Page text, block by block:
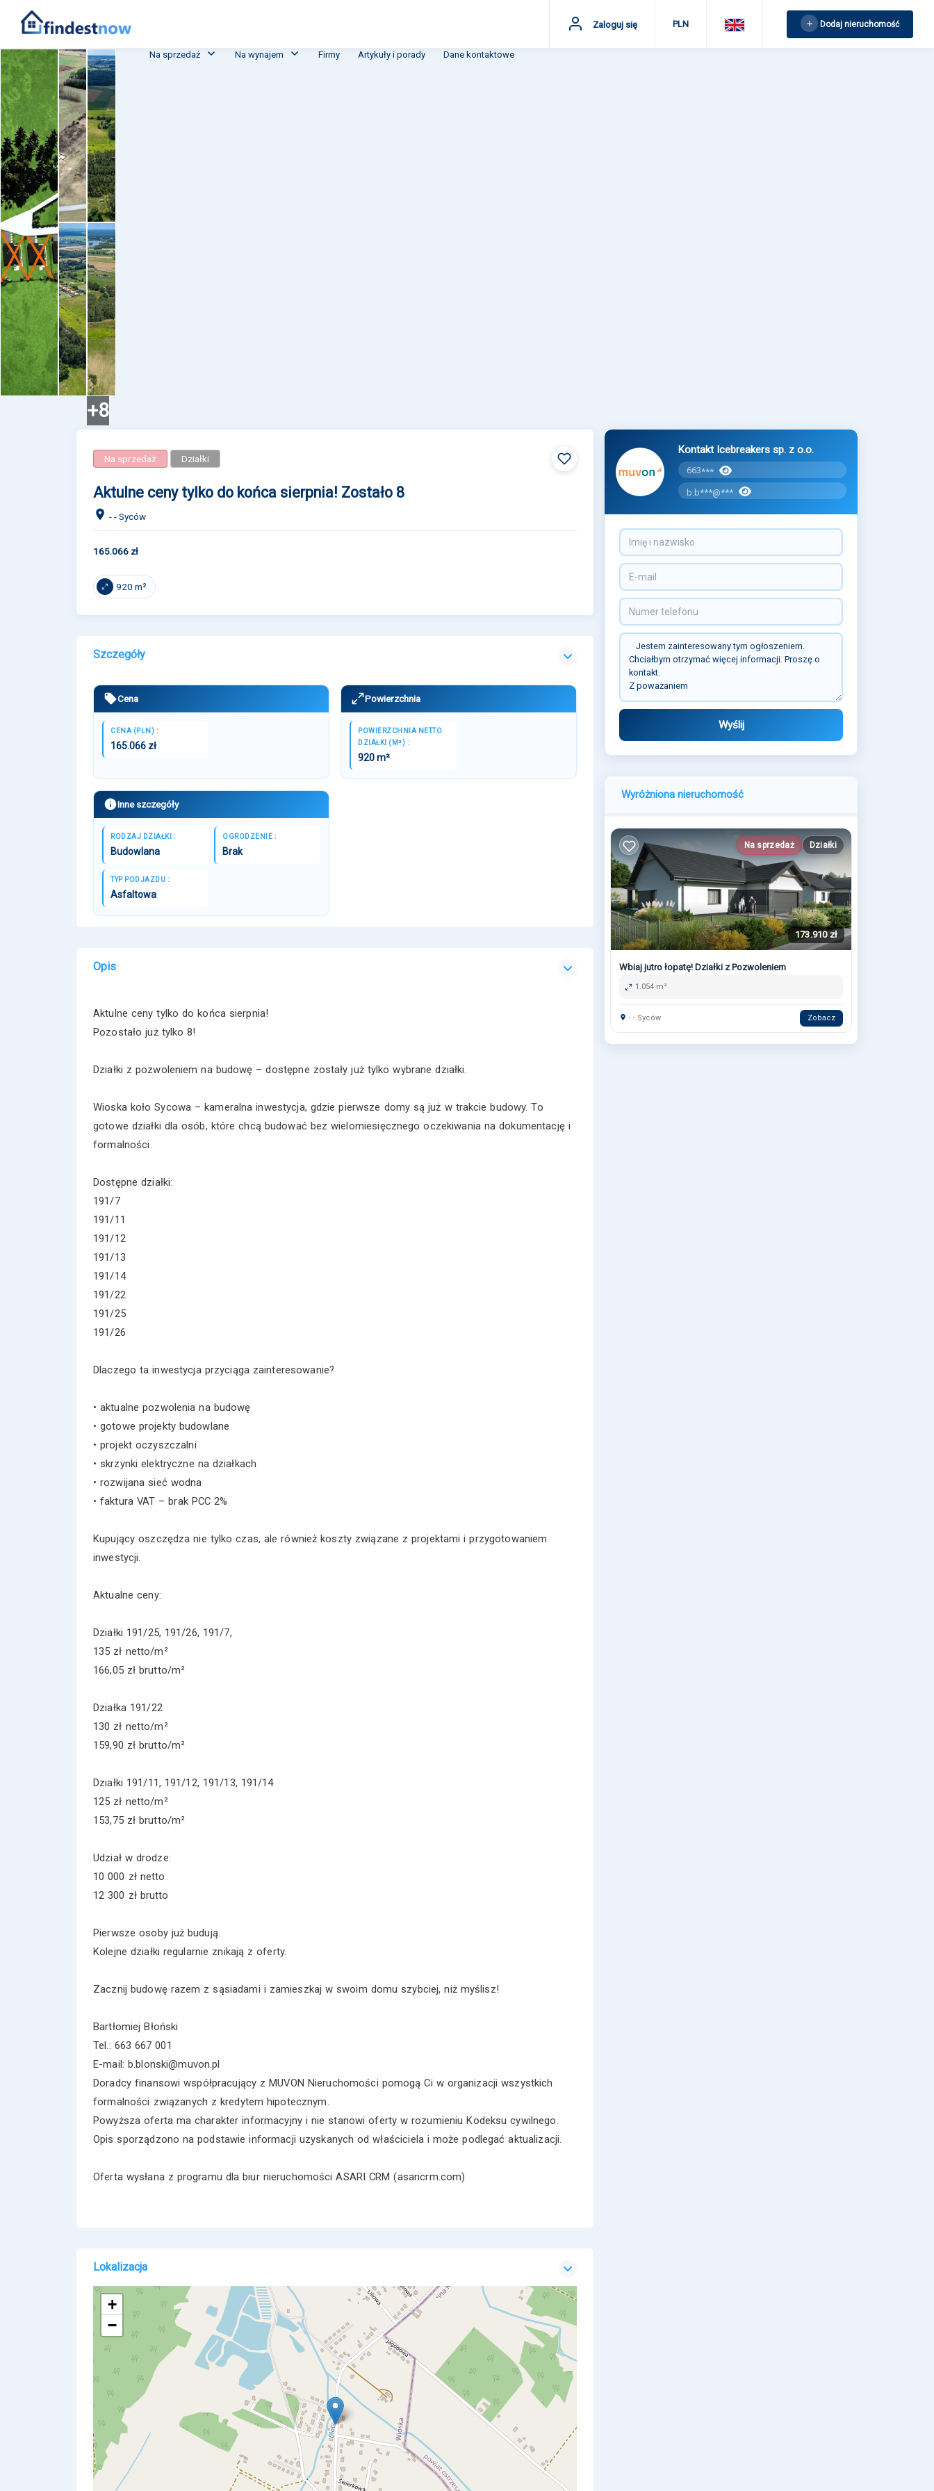
Dodaj nieruchomość
PLN
Zaloguj się
Na sprzedaż Na wynajem Firmy Artykuły i porady Dane kontaktowe
+8
Na sprzedaż Działki
Aktulne ceny tylko do końca sierpnia! Zostało 8
- - Syców
165.066 zł
920 m²
Szczegóły
Cena
CENA (PLN) :
165.066 zł
Powierzchnia
POWIERZCHNIA NETTO
DZIAŁKI (M²) :
920 m²
Inne szczegóły
RODZAJ DZIAŁKI :
Budowlana
OGRODZENIE :
Brak
TYP PODJAZDU :
Asfaltowa
Opis
Aktulne ceny tylko do końca sierpnia!
Pozostało już tylko 8!
Działki z pozwoleniem na budowę – dostępne zostały już tylko wybrane działki.
Wioska koło Sycowa – kameralna inwestycja, gdzie pierwsze domy są już w trakcie budowy. To
gotowe działki dla osób, które chcą budować bez wielomiesięcznego oczekiwania na dokumentację i
formalności.
Dostępne działki:
191/7
191/11
191/12
191/13
191/14
191/22
191/25
191/26
Dlaczego ta inwestycja przyciąga zainteresowanie?
• aktualne pozwolenia na budowę
• gotowe projekty budowlane
• projekt oczyszczalni
• skrzynki elektryczne na działkach
• rozwijana sieć wodna
• faktura VAT – brak PCC 2%
Kupujący oszczędza nie tylko czas, ale również koszty związane z projektami i przygotowaniem
inwestycji.
Aktualne ceny:
Działki 191/25, 191/26, 191/7,
135 zł netto/m²
166,05 zł brutto/m²
Działka 191/22
130 zł netto/m²
159,90 zł brutto/m²
Działki 191/11, 191/12, 191/13, 191/14
125 zł netto/m²
153,75 zł brutto/m²
Udział w drodze:
10 000 zł netto
12 300 zł brutto
Pierwsze osoby już budują.
Kolejne działki regularnie znikają z oferty.
Zacznij budowę razem z sąsiadami i zamieszkaj w swoim domu szybciej, niż myślisz!
Bartłomiej Błoński
Tel.: 663 667 001
E-mail: b.blonski@muvon.pl
Doradcy finansowi współpracujący z MUVON Nieruchomości pomogą Ci w organizacji wszystkich
formalności związanych z kredytem hipotecznym.
Powyższa oferta ma charakter informacyjny i nie stanowi oferty w rozumieniu Kodeksu cywilnego.
Opis sporządzono na podstawie informacji uzyskanych od właściciela i może podlegać aktualizacji.
Oferta wysłana z programu dla biur nieruchomości ASARI CRM (asaricrm.com)
Lokalizacja
+
−
Kontakt Icebreakers sp. z o.o.
663***
b.b***@***
Wyślij
Wyróżniona nieruchomość
Na sprzedaż Działki
173.910 zł
Wbiaj jutro łopatę! Działki z Pozwoleniem
1.054 m²
- - Syców Zobacz